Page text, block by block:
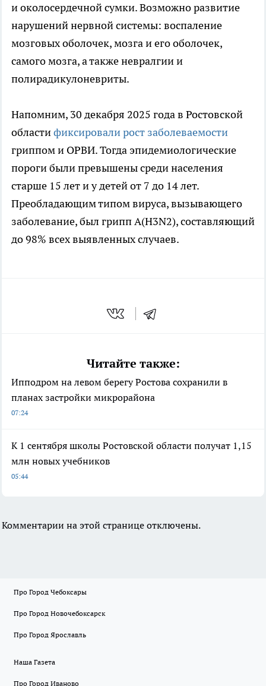
и околосердечной сумки. Возможно развитие
нарушений нервной системы: воспаление
мозговых оболочек, мозга и его оболочек,
самого мозга, а также невралгии и
полирадикулоневриты.
Напомним, 30 декабря 2025 года в Ростовской
областификсировали рост заболеваемости
гриппом и ОРВИ. Тогда эпидемиологические
пороги были превышены среди населения
старше 15 лет и у детей от 7 до 14 лет.
Преобладающим типом вируса, вызывающего
заболевание, был грипп A(H3N2), составляющий
до 98% всех выявленных случаев.
Читайте также:
Ипподром на левом берегу Ростова сохранили в
планах застройки микрорайона
07:24
К 1 сентября школы Ростовской области получат 1,15
млн новых учебников
05:44
Комментарии на этой странице отключены.
Про Город Чебоксары
Про Город Новочебоксарск
Про Город Ярославль
Наша Газета
Про Город Иваново